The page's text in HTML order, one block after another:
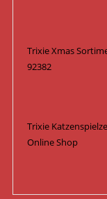
Trixie Xmas
92382
Trixie
Online Shop